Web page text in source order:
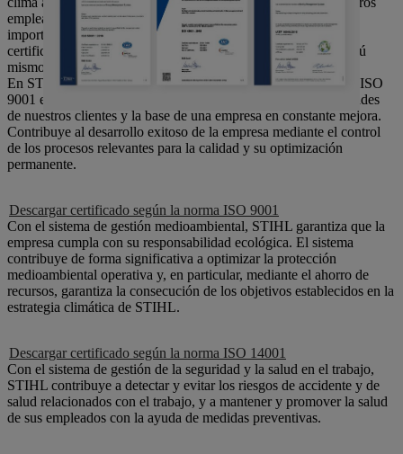
empleados en el lugar de trabajo, son objetivos igualmente
importantes para nosotros. Así lo confirman año tras año las
certificaciones de instituciones independientes. Compruébalo tú
mismo.
En STIHL, el sistema de gestión de la calidad según la norma ISO
9001 es un componente importante para satisfacer las necesidades
de nuestros clientes y la base de una empresa en constante mejora.
Contribuye al desarrollo exitoso de la empresa mediante el control
de los procesos relevantes para la calidad y su optimización
permanente.
Descargar certificado según la norma ISO 9001
Con el sistema de gestión medioambiental, STIHL garantiza que la
empresa cumpla con su responsabilidad ecológica. El sistema
contribuye de forma significativa a optimizar la protección
medioambiental operativa y, en particular, mediante el ahorro de
recursos, garantiza la consecución de los objetivos establecidos en la
estrategia climática de STIHL.
Descargar certificado según la norma ISO 14001
Con el sistema de gestión de la seguridad y la salud en el trabajo,
STIHL contribuye a detectar y evitar los riesgos de accidente y de
salud relacionados con el trabajo, y a mantener y promover la salud
de sus empleados con la ayuda de medidas preventivas.